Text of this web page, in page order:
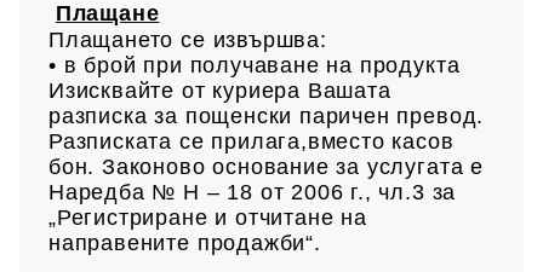
Плащане
Плащането се извършва:
• в брой при получаване на продукта
Изисквайте от куриера Вашата
разписка за пощенски паричен превод.
Разписката се прилага,вместо касов
бон. Законово основание за услугата е
Наредба № Н – 18 от 2006 г., чл.3 за
„Регистриране и отчитане на
направените продажби“.